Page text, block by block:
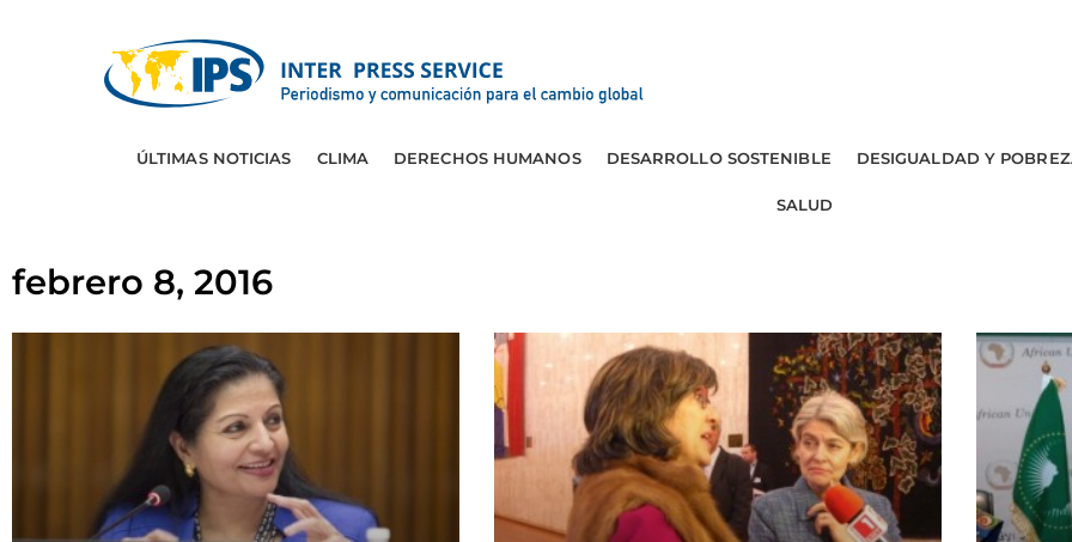
ÚLTIMAS NOTICIAS CLIMA DERECHOS HUMANOS DESARROLLO SOSTENIBLE DESIGUALDAD Y
SALUD
febrero 8, 2016